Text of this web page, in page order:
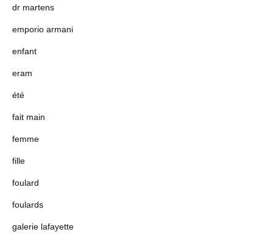
dr martens
emporio armani
enfant
eram
été
fait main
femme
fille
foulard
foulards
galerie lafayette